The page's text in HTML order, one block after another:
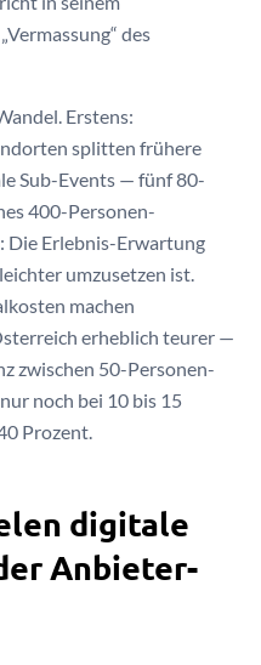
des
Erstens:
splitten frühere
Sub-Events — fünf 80-
400-Personen-
Die Erlebnis-Erwartung
umzusetzen ist.
machen
erheblich teurer —
zwischen 50-Personen-
noch bei 10 bis 15
Prozent.
digitale
Anbieter-